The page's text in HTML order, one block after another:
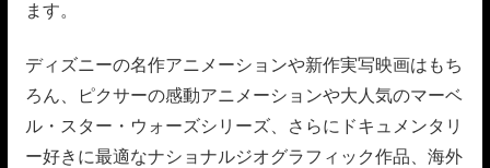
ます。
ディズニーの名作アニメーションや新作実写映画はもち
ろん、ピクサーの感動アニメーションや大人気のマーベ
ル・スター・ウォーズシリーズ、さらにドキュメンタリ
ー好きに最適なナショナルジオグラフィック作品、海外